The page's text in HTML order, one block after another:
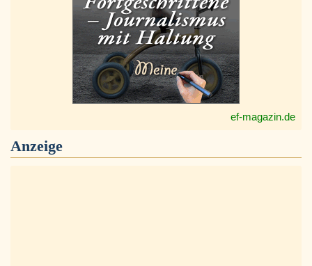
ef-magazin.de
Anzeige